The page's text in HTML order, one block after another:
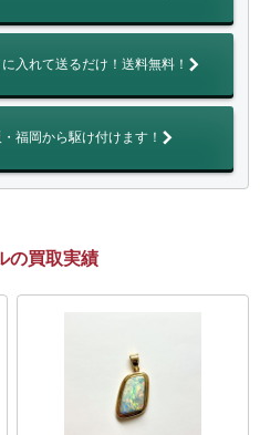
入れて送るだけ！送料無料！
福岡から駆け付けます！
の買取実績